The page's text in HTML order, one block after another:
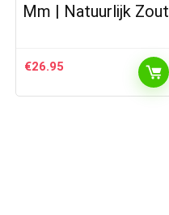
Mm | Natuurlijk Zout
€26.95